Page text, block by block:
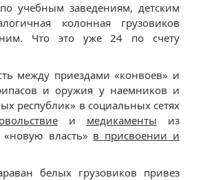
учебным заведениям, детским
колонная грузовиков
Что это уже 24 по счету
между приездами «конвоев» и
и оружия у наемников и
республик» в социальных сетях
и медикаменты из
власть» в присвоении и
белых грузовиков привез